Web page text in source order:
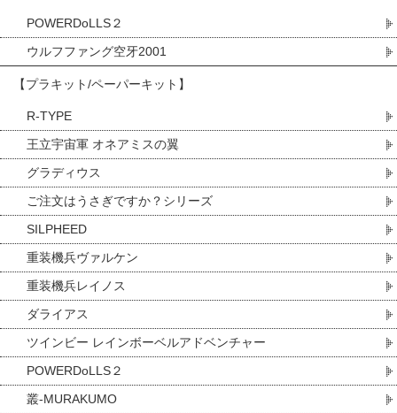
POWERDoLLS２
ウルフファング空牙2001
【プラキット/ペーパーキット】
R-TYPE
王立宇宙軍 オネアミスの翼
グラディウス
ご注文はうさぎですか？シリーズ
SILPHEED
重装機兵ヴァルケン
重装機兵レイノス
ダライアス
ツインビー レインボーベルアドベンチャー
POWERDoLLS２
叢-MURAKUMO